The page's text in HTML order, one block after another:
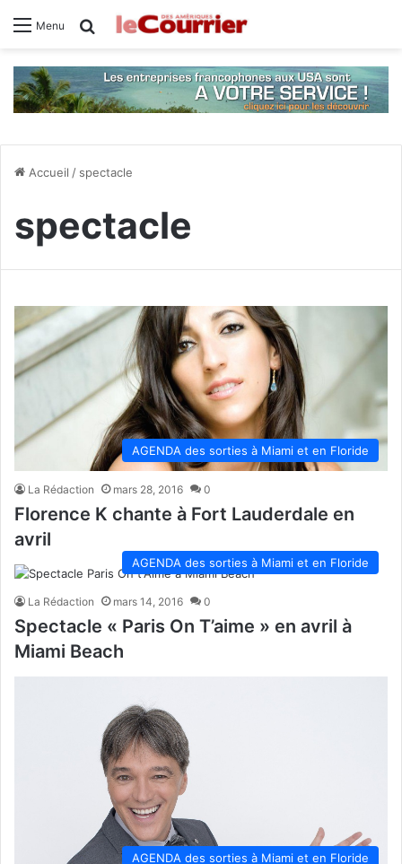
Menu Rechercher
Accueil / spectacle
spectacle
AGENDA des sorties à Miami et en Floride
La Rédaction mars 28, 2016 0
Florence K chante à Fort Lauderdale en
avril
AGENDA des sorties à Miami et en Floride
La Rédaction mars 14, 2016 0
Spectacle « Paris On T’aime » en avril à
Miami Beach
AGENDA des sorties à Miami et en Floride